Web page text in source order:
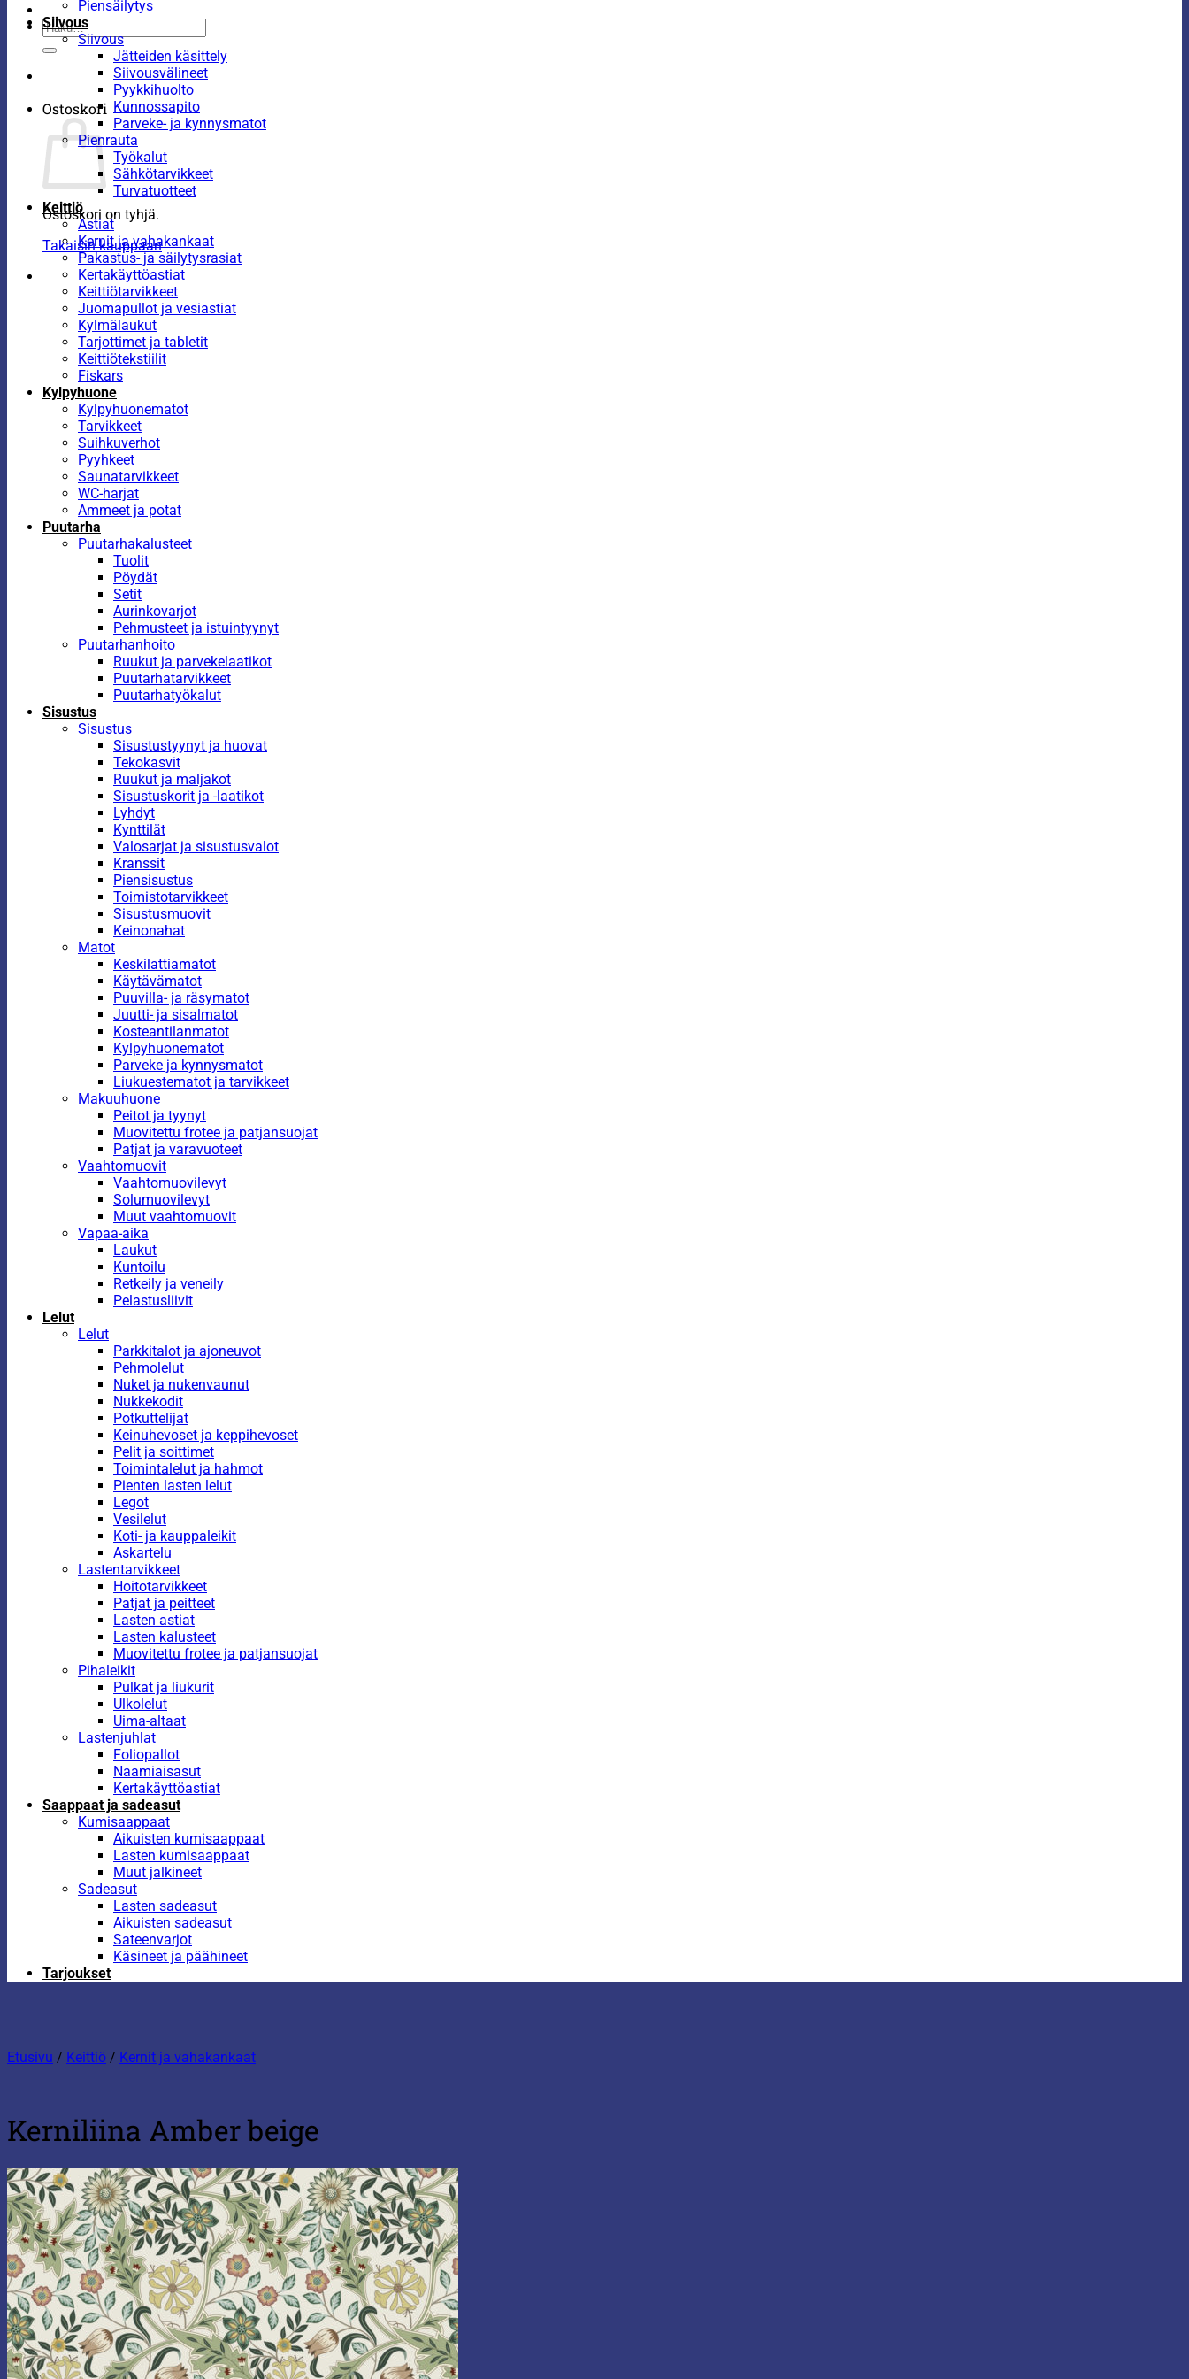
Etsi:
Ostoskori
Ostoskori on tyhjä.
Takaisin kauppaan
Piensäilytys
Siivous
Siivous
Jätteiden käsittely
Siivousvälineet
Pyykkihuolto
Kunnossapito
Parveke- ja kynnysmatot
Pienrauta
Työkalut
Sähkötarvikkeet
Turvatuotteet
Keittiö
Astiat
Kernit ja vahakankaat
Pakastus- ja säilytysrasiat
Kertakäyttöastiat
Keittiötarvikkeet
Juomapullot ja vesiastiat
Kylmälaukut
Tarjottimet ja tabletit
Keittiötekstiilit
Fiskars
Kylpyhuone
Kylpyhuonematot
Tarvikkeet
Suihkuverhot
Pyyhkeet
Saunatarvikkeet
WC-harjat
Ammeet ja potat
Puutarha
Puutarhakalusteet
Tuolit
Pöydät
Setit
Aurinkovarjot
Pehmusteet ja istuintyynyt
Puutarhanhoito
Ruukut ja parvekelaatikot
Puutarhatarvikkeet
Puutarhatyökalut
Sisustus
Sisustus
Sisustustyynyt ja huovat
Tekokasvit
Ruukut ja maljakot
Sisustuskorit ja -laatikot
Lyhdyt
Kynttilät
Valosarjat ja sisustusvalot
Kranssit
Piensisustus
Toimistotarvikkeet
Sisustusmuovit
Keinonahat
Matot
Keskilattiamatot
Käytävämatot
Puuvilla- ja räsymatot
Juutti- ja sisalmatot
Kosteantilanmatot
Kylpyhuonematot
Parveke ja kynnysmatot
Liukuestematot ja tarvikkeet
Makuuhuone
Peitot ja tyynyt
Muovitettu frotee ja patjansuojat
Patjat ja varavuoteet
Vaahtomuovit
Vaahtomuovilevyt
Solumuovilevyt
Muut vaahtomuovit
Vapaa-aika
Laukut
Kuntoilu
Retkeily ja veneily
Pelastusliivit
Lelut
Lelut
Parkkitalot ja ajoneuvot
Pehmolelut
Nuket ja nukenvaunut
Nukkekodit
Potkuttelijat
Keinuhevoset ja keppihevoset
Pelit ja soittimet
Toimintalelut ja hahmot
Pienten lasten lelut
Legot
Vesilelut
Koti- ja kauppaleikit
Askartelu
Lastentarvikkeet
Hoitotarvikkeet
Patjat ja peitteet
Lasten astiat
Lasten kalusteet
Muovitettu frotee ja patjansuojat
Pihaleikit
Pulkat ja liukurit
Ulkolelut
Uima-altaat
Lastenjuhlat
Foliopallot
Naamiaisasut
Kertakäyttöastiat
Saappaat ja sadeasut
Kumisaappaat
Aikuisten kumisaappaat
Lasten kumisaappaat
Muut jalkineet
Sadeasut
Lasten sadeasut
Aikuisten sadeasut
Sateenvarjot
Käsineet ja päähineet
Tarjoukset
Etusivu / Keittiö / Kernit ja vahakankaat
Kerniliina Amber beige